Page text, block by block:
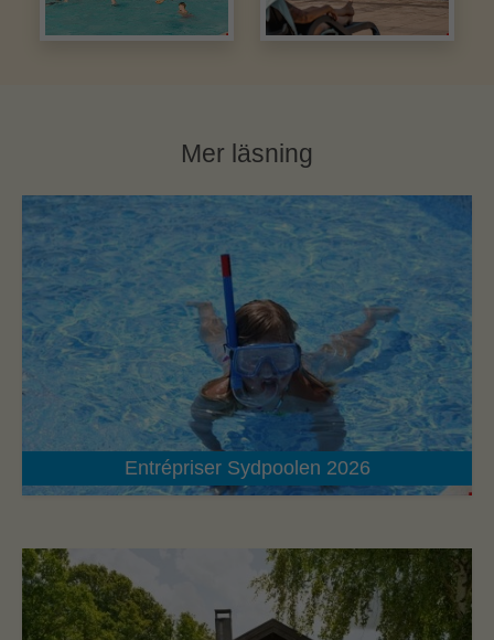
Mer läsning
Entrépriser Sydpoolen 2026